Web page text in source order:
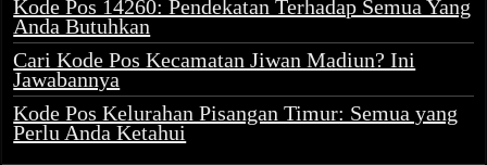
Kode Pos 14260: Pendekatan Terhadap Semua Yang
Anda Butuhkan
Cari Kode Pos Kecamatan Jiwan Madiun? Ini
Jawabannya
Kode Pos Kelurahan Pisangan Timur: Semua yang
Perlu Anda Ketahui